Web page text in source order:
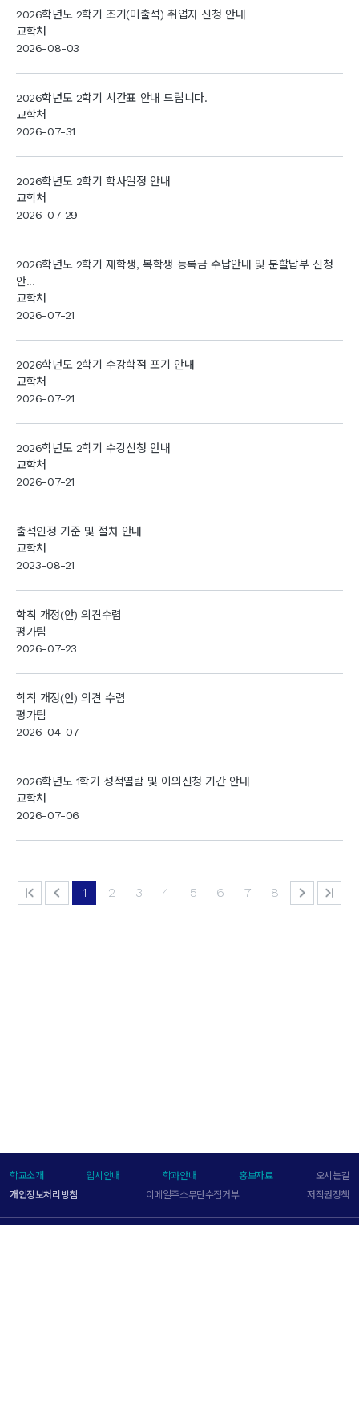
2026학년도 2학기 조기(미출석) 취업자 신청 안내
교학처
2026-08-03
2026학년도 2학기 시간표 안내 드립니다.
교학처
2026-07-31
2026학년도 2학기 학사일정 안내
교학처
2026-07-29
2026학년도 2학기 재학생, 복학생 등록금 수납안내 및 분할납부 신청
안...
교학처
2026-07-21
2026학년도 2학기 수강학점 포기 안내
교학처
2026-07-21
2026학년도 2학기 수강신청 안내
교학처
2026-07-21
출석인정 기준 및 절차 안내
교학처
2023-08-21
학칙 개정(안) 의견수렴
평가팀
2026-07-23
학칙 개정(안) 의견 수렴
평가팀
2026-04-07
2026학년도 1학기 성적열람 및 이의신청 기간 안내
교학처
2026-07-06
1 2 3 4 5 6 7 8
학교소개 입시안내 학과안내 홍보자료
오시는길
개인정보처리방침
이메일주소무단수집거부 저작권정책